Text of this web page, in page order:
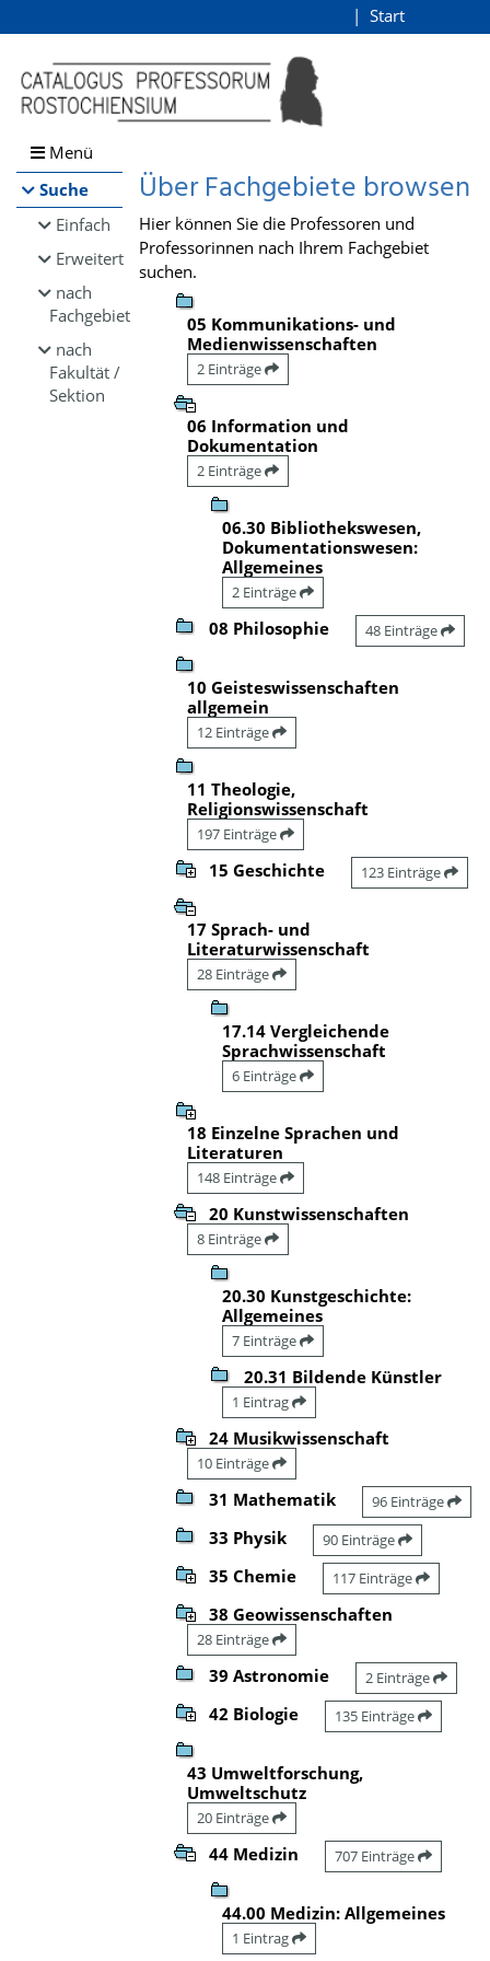
Browsen
direkt zum Inhalt
Start
Menü
Suche
Einfach
Erweitert
nach
Fachgebiet
nach
Fakultät /
Sektion
Über Fachgebiete browsen
Hier können Sie die Professoren und
Professorinnen nach Ihrem Fachgebiet
suchen.
05 Kommunikations- und
Medienwissenschaften
2 Einträge
06 Information und
Dokumentation
2 Einträge
06.30 Bibliothekswesen,
Dokumentationswesen:
Allgemeines
2 Einträge
08 Philosophie 48 Einträge
10 Geisteswissenschaften
allgemein
12 Einträge
11 Theologie,
Religionswissenschaft
197 Einträge
15 Geschichte 123 Einträge
17 Sprach- und
Literaturwissenschaft
28 Einträge
17.14 Vergleichende
Sprachwissenschaft
6 Einträge
18 Einzelne Sprachen und
Literaturen
148 Einträge
20 Kunstwissenschaften
8 Einträge
20.30 Kunstgeschichte:
Allgemeines
7 Einträge
20.31 Bildende Künstler
1 Eintrag
24 Musikwissenschaft
10 Einträge
31 Mathematik 96 Einträge
33 Physik 90 Einträge
35 Chemie 117 Einträge
38 Geowissenschaften
28 Einträge
39 Astronomie 2 Einträge
42 Biologie 135 Einträge
43 Umweltforschung,
Umweltschutz
20 Einträge
44 Medizin 707 Einträge
44.00 Medizin: Allgemeines
1 Eintrag